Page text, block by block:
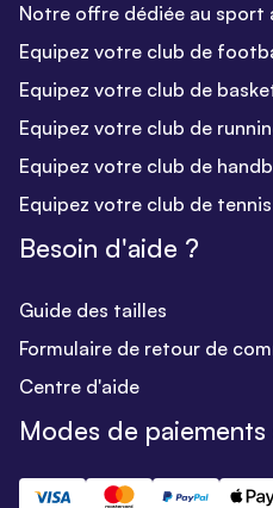
Notre offre dédiée au sport
Equipez votre club de
Equipez votre club de
Equipez votre club de
Equipez votre club de
Equipez votre club de tennis
Besoin d'aide ?
Guide des tailles
Formulaire de retour de
Centre d'aide
Modes de paiements